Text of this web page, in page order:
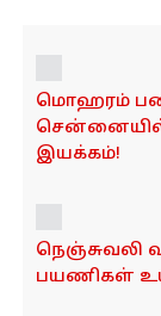
a
v
i
t
i
மொஹரம்
சென்னையில்
இயக்கம்!
நெஞ்சுவலி
பயணிகள்